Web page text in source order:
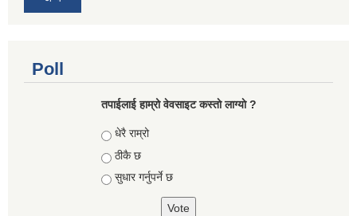
Poll
तपाईलाई हाम्रो वेवसाइट कस्ताे लाग्याे ?
Choices
धेरै राम्रो
ठीकै छ
सुधार गर्नुपर्ने छ